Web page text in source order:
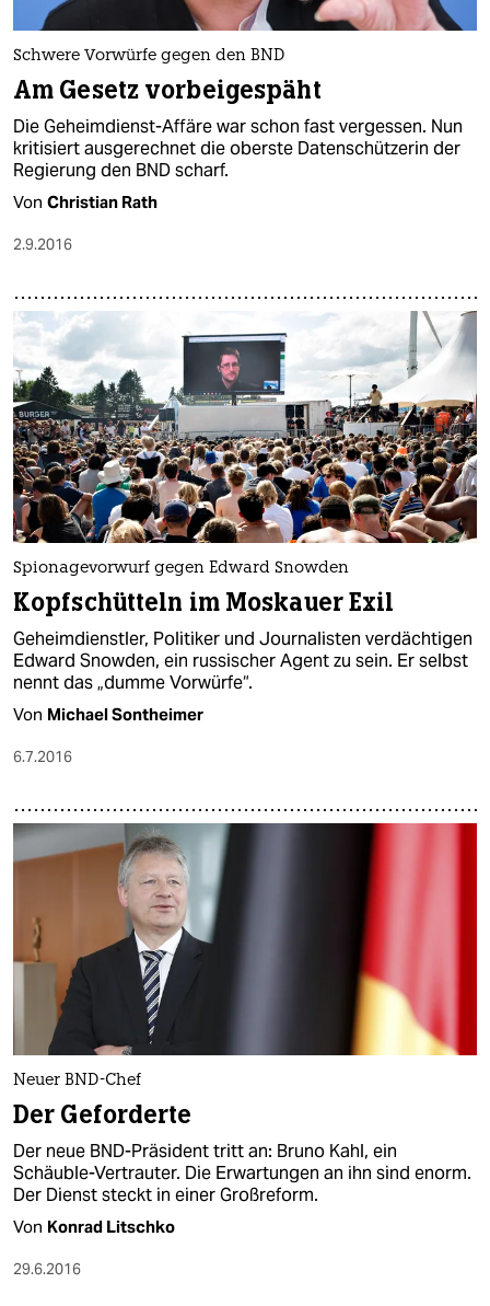
Schwere Vorwürfe gegen den BND
Am Gesetz vorbeigespäht
Die Geheimdienst-Affäre war schon fast vergessen. Nun
kritisiert ausgerechnet die oberste Datenschützerin der
Regierung den BND scharf.
Von Christian Rath
2.9.2016
Spionagevorwurf gegen Edward Snowden
Kopfschütteln im Moskauer Exil
Geheimdienstler, Politiker und Journalisten verdächtigen
Edward Snowden, ein russischer Agent zu sein. Er selbst
nennt das „dumme Vorwürfe“.
Von Michael Sontheimer
6.7.2016
Neuer BND-Chef
Der Geforderte
Der neue BND-Präsident tritt an: Bruno Kahl, ein
Schäuble-Vertrauter. Die Erwartungen an ihn sind enorm.
Der Dienst steckt in einer Großreform.
Von Konrad Litschko
29.6.2016